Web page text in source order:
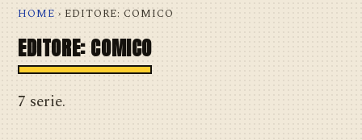
HOME › EDITORE: COMICO
EDITORE: COMICO
7 serie.